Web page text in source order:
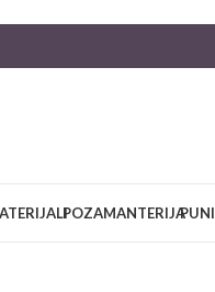
POZAMANTERIJA